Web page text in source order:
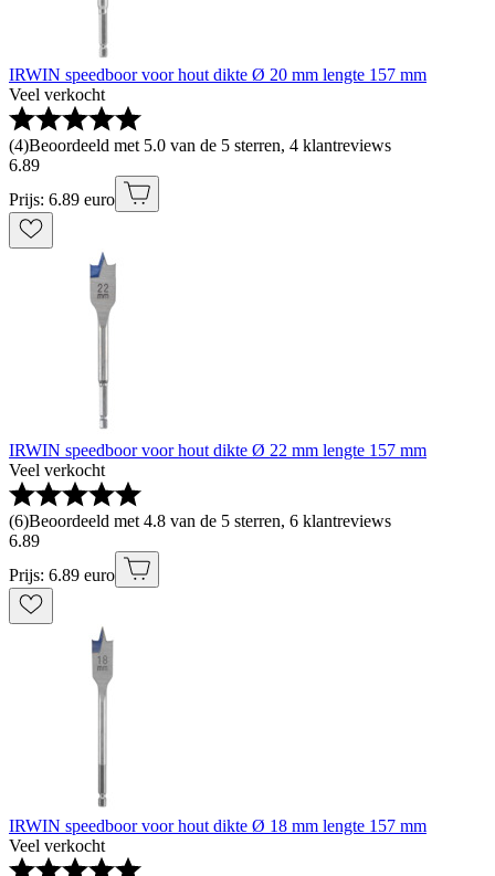
IRWIN speedboor voor hout dikte Ø 20 mm lengte 157 mm
Veel verkocht
(4)Beoordeeld met 5.0 van de 5 sterren, 4 klantreviews
6.89
Prijs: 6.89 euro
IRWIN speedboor voor hout dikte Ø 22 mm lengte 157 mm
Veel verkocht
(6)Beoordeeld met 4.8 van de 5 sterren, 6 klantreviews
6.89
Prijs: 6.89 euro
IRWIN speedboor voor hout dikte Ø 18 mm lengte 157 mm
Veel verkocht